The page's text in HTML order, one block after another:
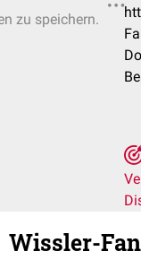
zu speichern.
Wissler-